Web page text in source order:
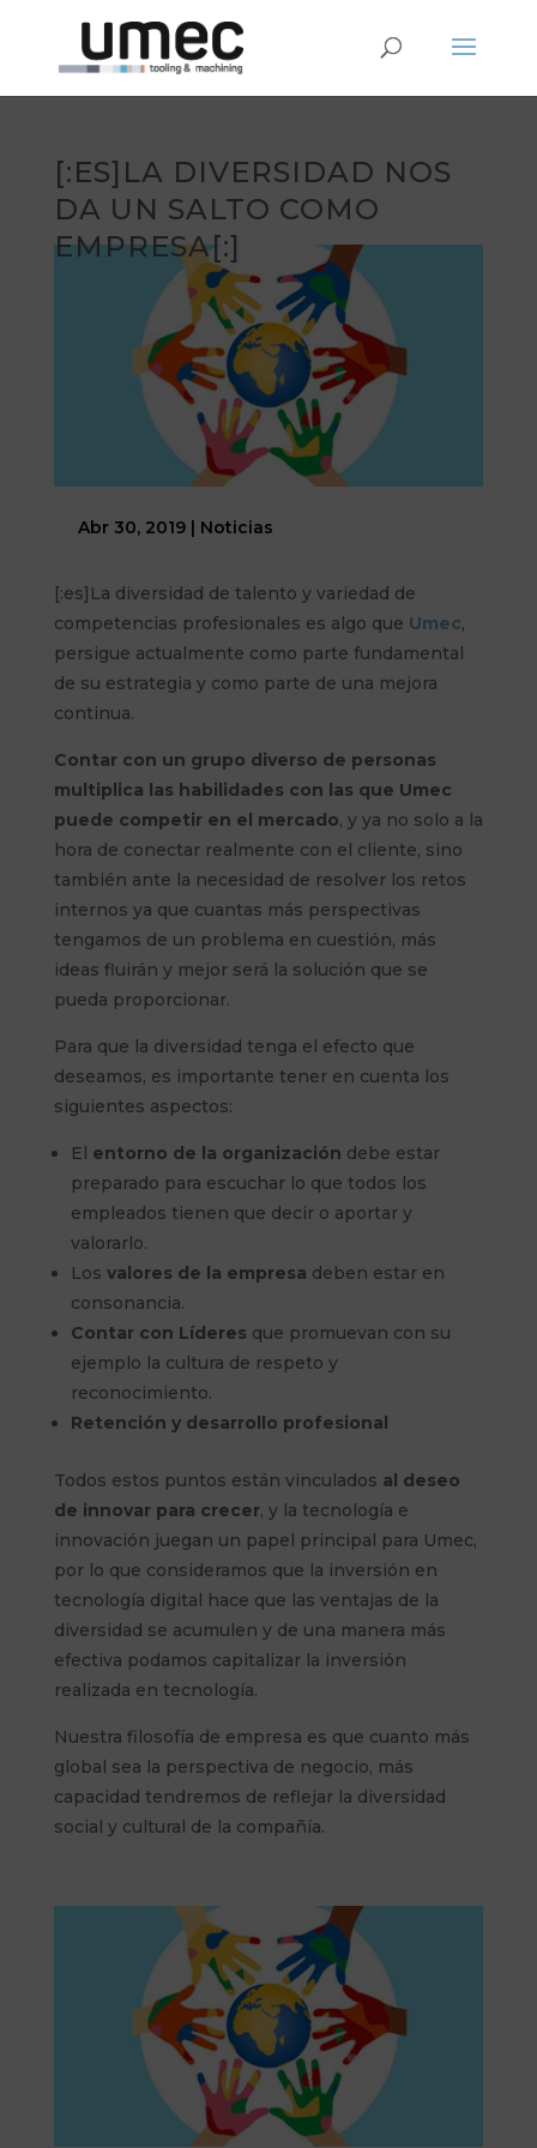
[:ES]LA DIVERSIDAD NOS
DA UN SALTO COMO
EMPRESA[:]
Abr 30, 2019| Noticias
[:es]La diversidad de talento y variedad de
competencias profesionales es algo que Umec,
persigue actualmente como parte fundamental
de su estrategia y como parte de una mejora
continua.
Contar con un grupo diverso de personas
multiplica las habilidades con las que Umec
puede competir en el mercado, y ya no solo a la
hora de conectar realmente con el cliente, sino
también ante la necesidad de resolver los retos
internos ya que cuantas más perspectivas
tengamos de un problema en cuestión, más
ideas fluirán y mejor será la solución que se
pueda proporcionar.
Para que la diversidad tenga el efecto que
deseamos, es importante tener en cuenta los
siguientes aspectos:
El entorno de la organización debe estar
preparado para escuchar lo que todos los
empleados tienen que decir o aportar y
valorarlo.
Los valores de la empresa deben estar en
consonancia.
Contar con Líderes que promuevan con su
ejemplo la cultura de respeto y
reconocimiento.
Retención y desarrollo profesional
Todos estos puntos están vinculados al deseo
de innovar para crecer, y la tecnología e
innovación juegan un papel principal para Umec,
por lo que consideramos que la inversión en
tecnología digital hace que las ventajas de la
diversidad se acumulen y de una manera más
efectiva podamos capitalizar la inversión
realizada en tecnología.
Nuestra filosofía de empresa es que cuanto más
global sea la perspectiva de negocio, más
capacidad tendremos de reflejar la diversidad
social y cultural de la compañía.